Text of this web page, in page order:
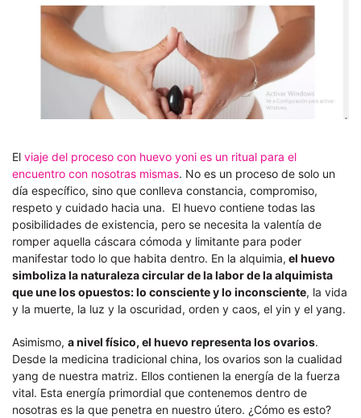
El viaje del proceso con huevo yoni es un ritual para el
encuentro con nosotras mismas. No es un proceso de solo un
día específico, sino que conlleva constancia, compromiso,
respeto y cuidado hacia una. El huevo contiene todas las
posibilidades de existencia, pero se necesita la valentía de
romper aquella cáscara cómoda y limitante para poder
manifestar todo lo que habita dentro. En la alquimia, el huevo
simboliza la naturaleza circular de la labor de la alquimista
que une los opuestos: lo consciente y lo inconsciente, la vida
y la muerte, la luz y la oscuridad, orden y caos, el yin y el yang.
Asimismo, a nivel físico, el huevo representa los ovarios.
Desde la medicina tradicional china, los ovarios son la cualidad
yang de nuestra matriz. Ellos contienen la energía de la fuerza
vital. Esta energía primordial que contenemos dentro de
nosotras es la que penetra en nuestro útero. ¿Cómo es esto?